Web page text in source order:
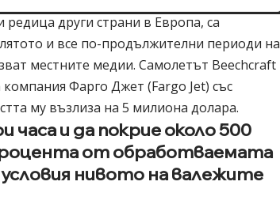
други страни в Европа, са
и все по-продължителни периоди на
местните медии. Самолетът Beechcraft
Фарго Джет (Fargo Jet) със
му възлиза на 5 милиона долара.
и да покрие около 500
от обработваемата
нивото на валежите